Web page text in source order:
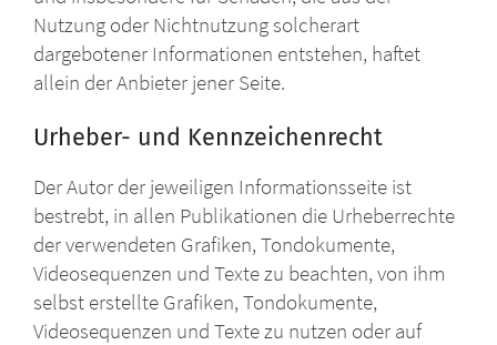
Nutzung oder Nichtnutzung solcherart
dargebotener Informationen entstehen, haftet
allein der Anbieter jener Seite.
Urheber- und Kennzeichenrecht
Der Autor der jeweiligen Informationsseite ist
bestrebt, in allen Publikationen die Urheberrechte
der verwendeten Grafiken, Tondokumente,
Videosequenzen und Texte zu beachten, von ihm
selbst erstellte Grafiken, Tondokumente,
Videosequenzen und Texte zu nutzen oder auf